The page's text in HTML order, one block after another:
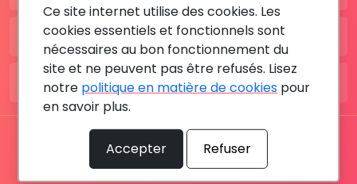
BE: +32 28080227
FR: +33 183642895
Tous les droits sont réservés © 2026 RDV MÉDICAL By
MediaSatCom
Ce site internet utilise des cookies. Les
cookies essentiels et fonctionnels sont
nécessaires au bon fonctionnement du
site et ne peuvent pas être refusés. Lisez
notre politique en matière de cookies pour
en savoir plus.
Accepter Refuser